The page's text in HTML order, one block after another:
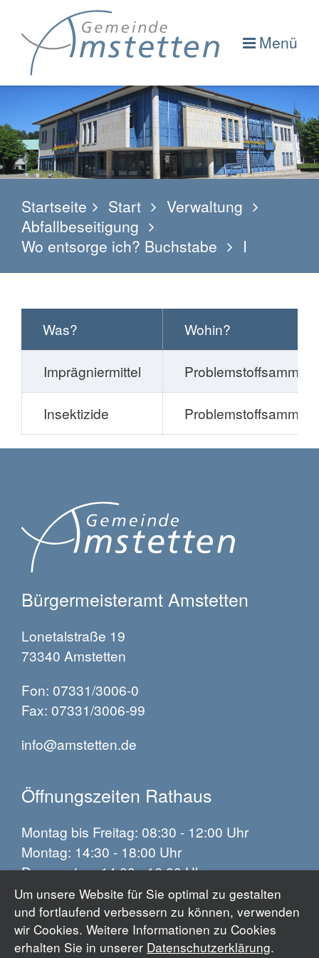
Um unsere Website für Sie optimal zu gestalten
und fortlaufend verbessern zu können, verwenden
wir Cookies. Weitere Informationen zu Cookies
erhalten Sie in unserer Datenschutzerklärung.
Menü
Startseite Start
Verwaltung
Abfallbeseitigung
Wo entsorge ich? Buchstabe
I
Was? Wohin?
Imprägniermittel
Insektizide
Bürgermeisteramt Amstetten
Lonetalstraße 19
73340 Amstetten
Fon: 07331/3006-0
Fax: 07331/3006-99
info@amstetten.de
Öffnungszeiten Rathaus
Montag bis Freitag: 08:30 - 12:00 Uhr
Montag: 14:30 - 18:00 Uhr
Donnerstag: 14:00 - 16:00 Uhr
Impressum
Datenschutz